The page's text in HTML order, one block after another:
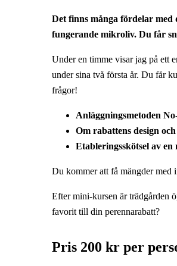
Det finns många fördelar
fungerande mikroliv. Du får
Under en timme visar jag på ett
under sina två första år. Du får
frågor!
Anläggningsmetoden
Om rabattens design
Etableringsskötsel av
Du kommer att få mängder med
Efter mini-kursen är trädgården
favorit till din perennarabatt?
Pris 200 kr per